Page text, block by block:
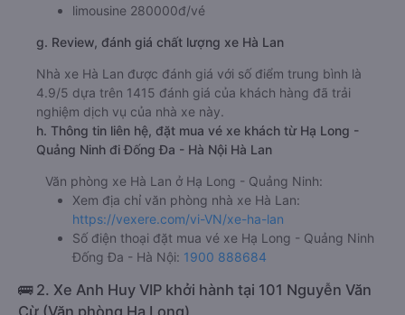
limousine 280000đ/vé
g. Review, đánh giá chất lượng xe Hà Lan
Nhà xe Hà Lan được đánh giá với số điểm trung bình là
4.9/5 dựa trên 1415 đánh giá của khách hàng đã trải
nghiệm dịch vụ của nhà xe này.
h. Thông tin liên hệ, đặt mua vé xe khách từ Hạ Long -
Quảng Ninh đi Đống Đa - Hà Nội Hà Lan
Văn phòng xe Hà Lan ở Hạ Long - Quảng Ninh:
Xem địa chỉ văn phòng nhà xe Hà Lan:
https://vexere.com/vi-VN/xe-ha-lan
Số điện thoại đặt mua vé xe Hạ Long - Quảng Ninh
Đống Đa - Hà Nội: 1900 888684
🚌 2. Xe Anh Huy VIP khởi hành tại 101 Nguyễn Văn
Cừ (Văn phòng Hạ Long)